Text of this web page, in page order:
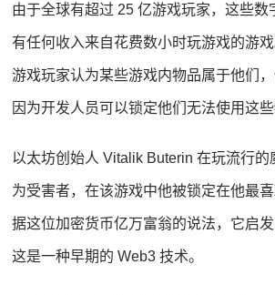
由于全球有超过 25 亿游戏玩家，这些数
有任何收入来自花费数小时玩游戏的游
游戏玩家认为某些游戏内物品属于他们，
因为开发人员可以锁定他们无法使用这些
以太坊创始人 Vitalik Buterin 在玩流行的
为受害者，在该游戏中他被锁定在他最
据这位加密货币亿万富翁的说法，它启发
这是一种早期的 Web3 技术。